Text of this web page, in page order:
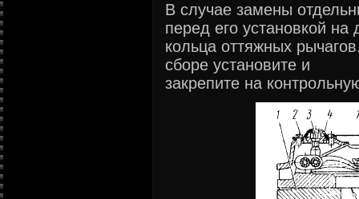
В случае замены
перед его установкой на
кольца оттяжных
сборе установите и
закрепите на